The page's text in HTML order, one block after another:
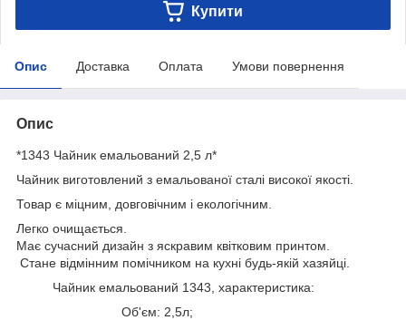
Купити
Опис Доставка Оплата Умови повернення
Опис
*1343 Чайник емальований 2,5 л*
Чайник виготовлений з емальованої сталі високої якості.
Товар є міцним, довговічним і екологічним.
Легко очищається.
Має сучасний дизайн з яскравим квітковим принтом.
Стане відмінним помічником на кухні будь-якій хазяйці.
Чайник емальований 1343, характеристика:
Об'єм: 2,5л;